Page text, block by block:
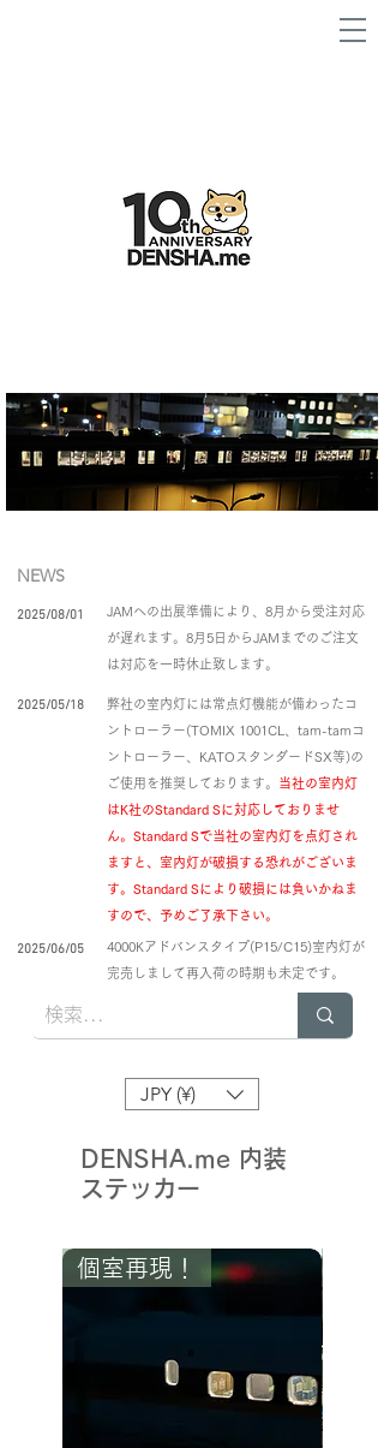
NEWS
2025/08/01
JAMへの出展準備により、8月から受注対応
が遅れます。8月5日からJAMまでのご注文
は対応を一時休止致します。
2025/05/18
弊社の室内灯には常点灯機能が備わったコ
ントローラー(TOMIX 1001CL、tam-tamコ
ントローラー、KATOスタンダードSX等)の
ご使用を推奨しております。 当社の室内灯
はK社のStandard Sに対応しておりませ
ん。Standard Sで当社の室内灯を点灯され
ますと、室内灯が破損する恐れがございま
す。Standard Sにより破損には負いかねま
すので、予めご了承下さい。
2025/06/05
4000Kアドバンスタイプ(P15/C15)室内灯が
完売しまして再入荷の時期も未定です。
JPY (¥)
DENSHA.me 内装
ステッカー
個室再現！